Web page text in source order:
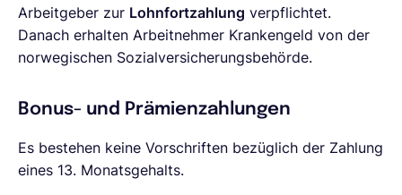
Arbeitgeber zur Lohnfortzahlung verpflichtet.
Danach erhalten Arbeitnehmer Krankengeld von der
norwegischen Sozialversicherungsbehörde.
Bonus- und Prämienzahlungen
Es bestehen keine Vorschriften bezüglich der Zahlung
eines 13. Monatsgehalts.